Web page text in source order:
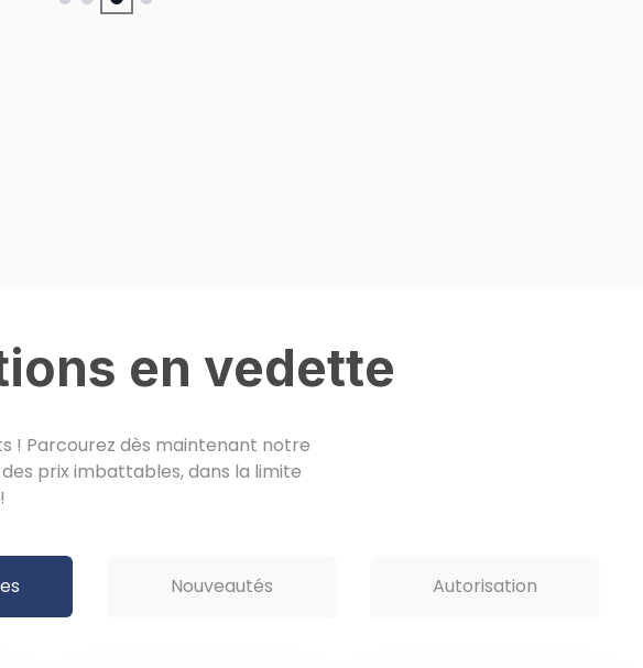
en vedette
! Parcourez dès maintenant notre
prix imbattables, dans la limite
Nouveautés Autorisation